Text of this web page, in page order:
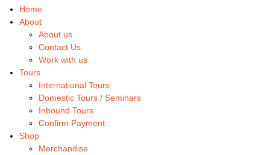
Home
About
About us
Contact Us
Work with us
Tours
International Tours
Domestic Tours / Seminars
Inbound Tours
Confirm Payment
Shop
Merchandise